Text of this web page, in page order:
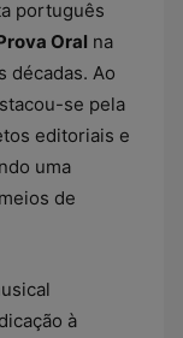
português
Oral na
décadas. Ao
se pela
editoriais e
uma
de
à